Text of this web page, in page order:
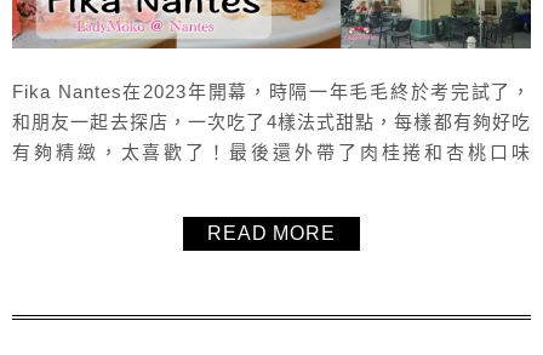
Fika Nantes在2023年開幕，時隔一年毛毛終於考完試了，
和朋友一起去探店，一次吃了4樣法式甜點，每樣都有夠好吃
有夠精緻，太喜歡了！最後還外帶了肉桂捲和杏桃口味
READ MORE